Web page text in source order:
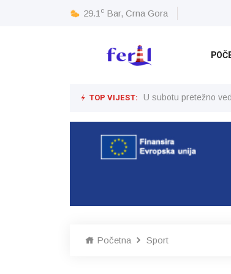
29.1 c Bar, Crna Gora
TOP VIJEST: U subotu pretežno
Početna Sport